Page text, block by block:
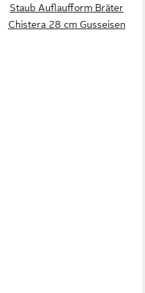
Staub Auflaufform Bräter
Chistera 28 cm Gusseisen